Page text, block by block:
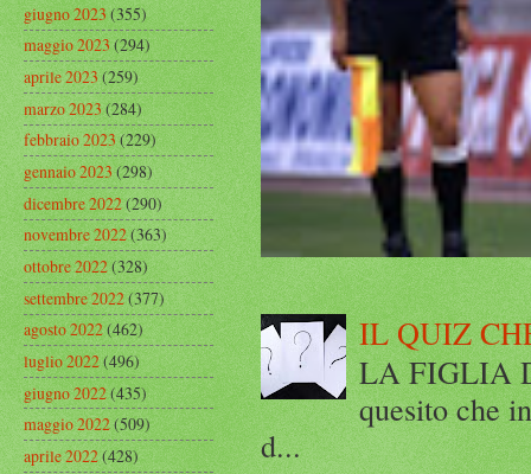
IL QUIZ
LA FIGLIA
quesito che
d...
giugno 2023(355)
maggio 2023(294)
aprile 2023(259)
marzo 2023(284)
febbraio 2023(229)
gennaio 2023(298)
dicembre 2022(290)
novembre 2022(363)
ottobre 2022(328)
settembre 2022(377)
agosto 2022(462)
luglio 2022(496)
giugno 2022(435)
maggio 2022(509)
aprile 2022(428)